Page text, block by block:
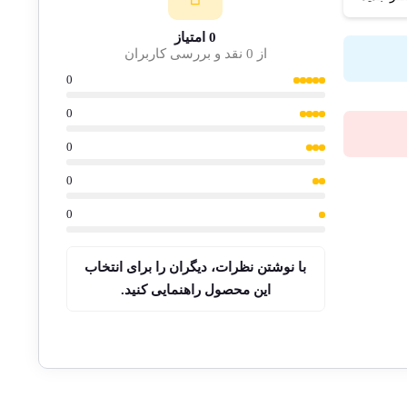
0 امتیاز
از 0 نقد و بررسی کاربران
0
0
0
0
0
با نوشتن نظرات، دیگران را برای انتخاب
این محصول راهنمایی کنید.